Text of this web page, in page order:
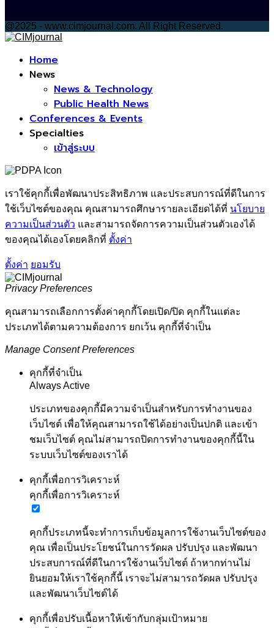
@2025 - www.cimjournal.com. All Right Reserved.
Home
News
News & Technology
Public Health News
Conferences & Events
Specialties
เข้าสู่ระบบ
เราใช้คุกกี้เพื่อพัฒนาประสิทธิภาพ และประสบการณ์ที่ดีในการ
ใช้เว็บไซต์ของคุณ คุณสามารถศึกษารายละเอียดได้ที่ นโยบาย
ความเป็นส่วนตัว และสามารถจัดการความเป็นส่วนตัวเองได้
ของคุณได้เองโดยคลิกที่ ตั้งค่า
ตั้งค่า ยอมรับ
Privacy Preferences
คุณสามารถเลือกการตั้งค่าคุกกี้โดยเปิด/ปิด คุกกี้ในแต่ละ
ประเภทได้ตามความต้องการ ยกเว้น คุกกี้ที่จำเป็น
Manage Consent Preferences
คุกกี้ที่จำเป็น
Always Active
ประเภทของคุกกี้มีความจำเป็นสำหรับการทำงานของ
เว็บไซต์ เพื่อให้คุณสามารถใช้ได้อย่างเป็นปกติ และเข้า
ชมเว็บไซต์ คุณไม่สามารถปิดการทำงานของคุกกี้นี้ใน
ระบบเว็บไซต์ของเราได้
คุกกี้เพื่อการวิเคราะห์
คุกกี้เพื่อการวิเคราะห์
คุกกี้ประเภทนี้จะทำการเก็บข้อมูลการใช้งานเว็บไซต์ของ
คุณ เพื่อเป็นประโยชน์ในการวัดผล ปรับปรุง และพัฒนา
ประสบการณ์ที่ดีในการใช้งานเว็บไซต์ ถ้าหากท่านไม่
ยินยอมให้เราใช้คุกกี้นี้ เราจะไม่สามารถวัดผล ปรับปรุง
และพัฒนาเว็บไซต์ได้
คุกกี้เพื่อปรับเนื้อหาให้เข้ากับกลุ่มเป้าหมาย